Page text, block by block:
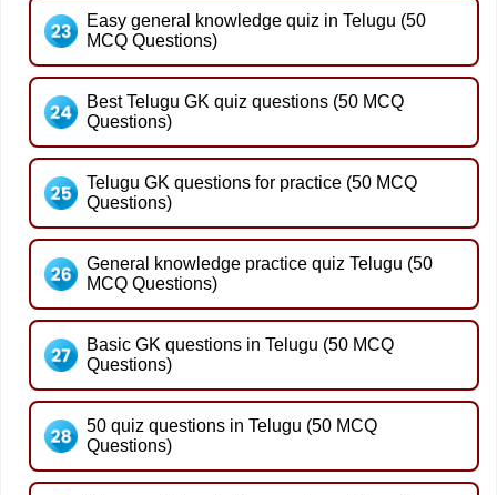
Easy general knowledge quiz in Telugu (50
MCQ Questions)
Best Telugu GK quiz questions (50 MCQ
Questions)
Telugu GK questions for practice (50 MCQ
Questions)
General knowledge practice quiz Telugu (50
MCQ Questions)
Basic GK questions in Telugu (50 MCQ
Questions)
50 quiz questions in Telugu (50 MCQ
Questions)